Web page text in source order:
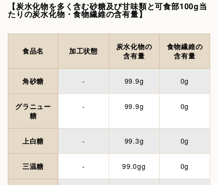
【炭水化物を多く含む砂糖及び甘味類と可食部100g当
たりの炭水化物・食物繊維の含有量】
食品名 加工状態
炭水化物の
含有量
食物繊維の
含有量
角砂糖 - 99.9g 0g
グラニュー
糖
- 99.9g 0g
上白糖 - 99.3g 0g
三温糖 - 99.0gg 0g